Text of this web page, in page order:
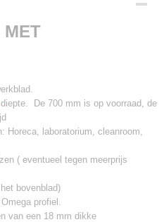
MET
diepte. De 700 mm is op voorraad, de
Horeca, laboratorium, cleanroom,
( eventueel tegen meerprijs
bovenblad)
profiel.
van een 18 mm dikke